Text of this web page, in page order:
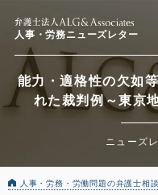
人事・労務ニューズレター
能力・適格性の欠如
れた裁判例～東京
ニューズ
人事・労務・労働問題の弁護士相談